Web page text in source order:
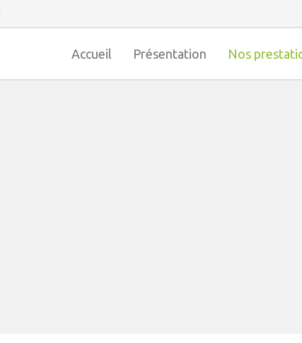
Accueil Présentation Nos